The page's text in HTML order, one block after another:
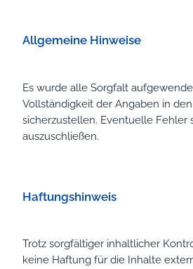
Allgemeine Hinweise
Es wurde alle Sorgfalt
Vollständigkeit der Angaben in
sicherzustellen. Eventuelle Fehler
auszuschließen.
Haftungshinweis
Trotz sorgfältiger inhaltlicher
keine Haftung für die Inhalte